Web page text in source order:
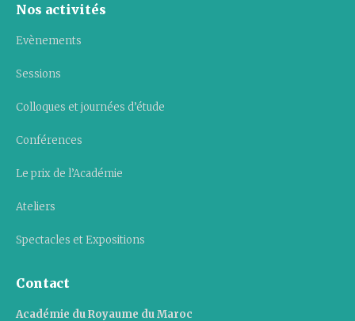
Nos activités
Evènements
Sessions
Colloques et journées d’étude
Conférences
Le prix de l’Académie
Ateliers
Spectacles et Expositions
Contact
Académie du Royaume du Maroc